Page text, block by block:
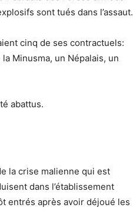
sont tués dans l’assaut.
cinq de ses contractuels:
Minusma, un Népalais, un
abattus.
la crise malienne qui est
dans l’établissement
entrés après avoir déjoué les